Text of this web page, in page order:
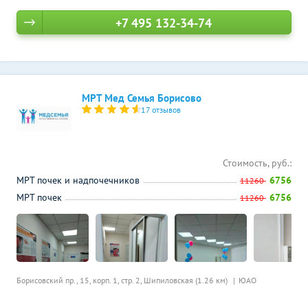
+7 495 132-34-74
МРТ Мед Семья Борисово
17 отзывов
Борисовский пр., 15, корп. 1, стр. 2, Шипиловская (1.26 км) ЮАО
Стоимость, руб.:
МРТ почек и надпочечников
11260 6756
МРТ почек
11260 6756